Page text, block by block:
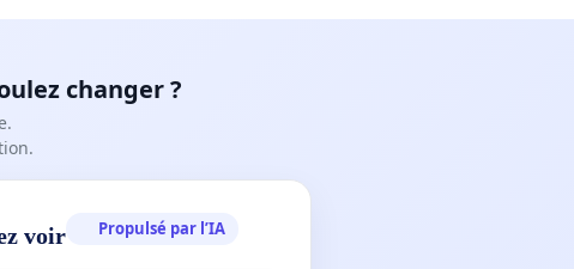
changer ?
voir Propulsé par l’IA